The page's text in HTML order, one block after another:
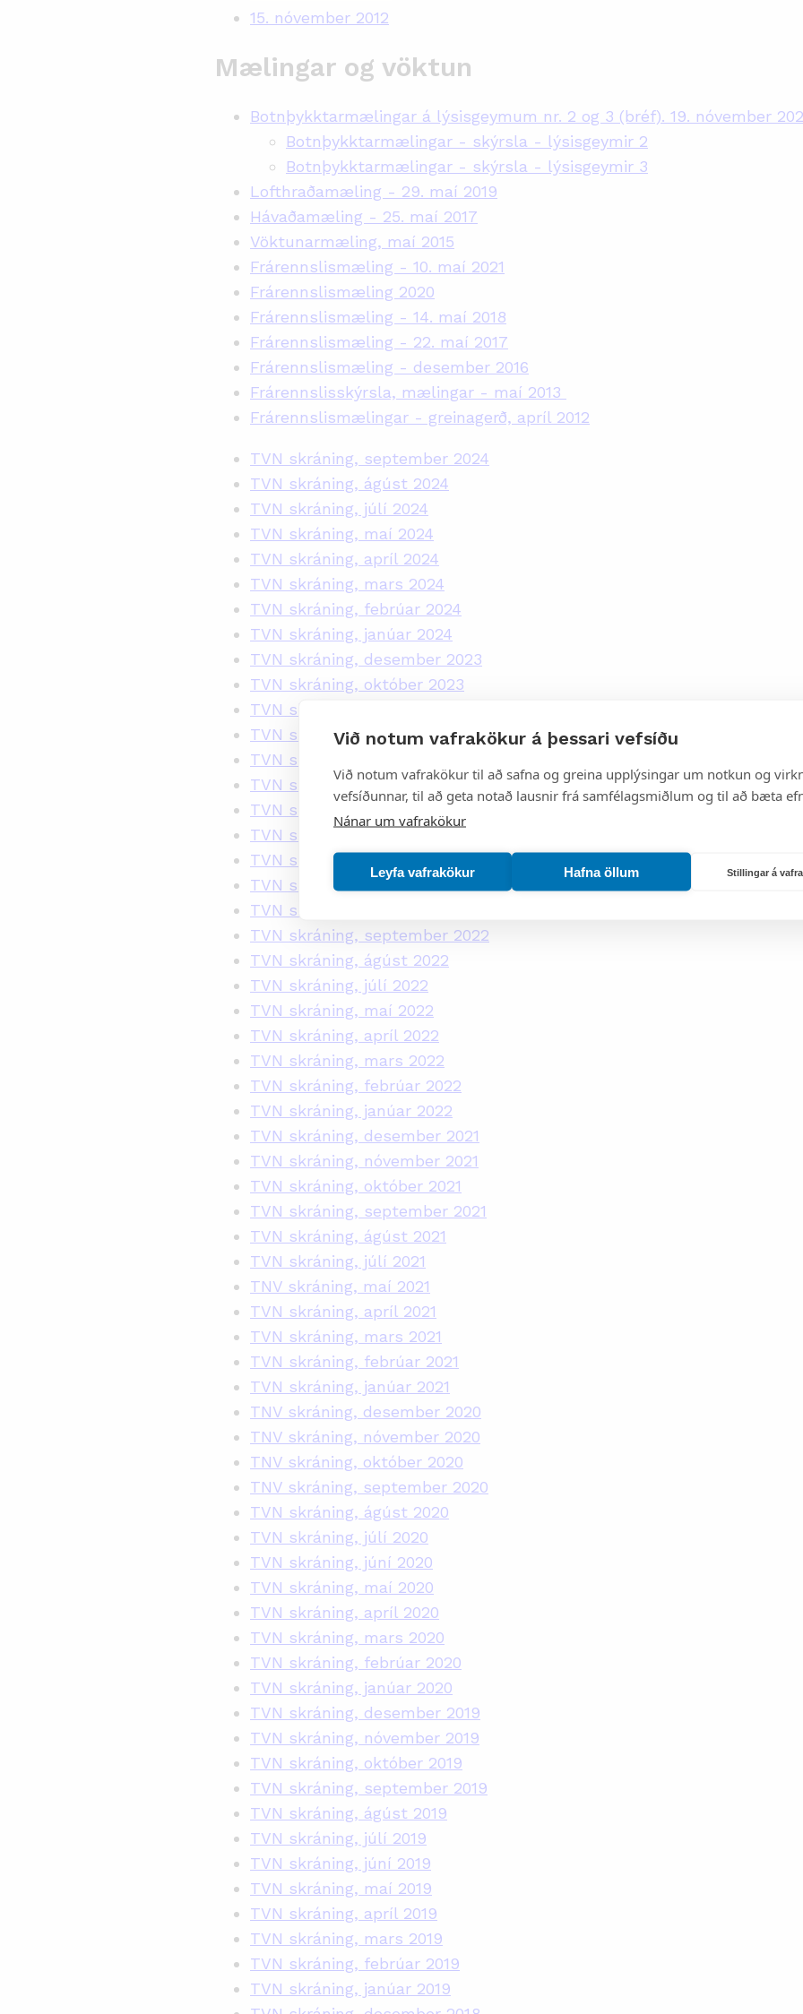
Við notum vafrakökur á þessari vefsíðu
Við notum vafrakökur til að safna og greina upplýsingar um notkun og
vefsíðunnar, til að geta notað lausnir frá samfélagsmiðlum og til að bæta
Nánar um vafrakökur
Leyfa vafrakökur Hafna öllum Stillingar á
15. nóvember 2012
Mælingar og vöktun
Botnþykktarmælingar á lýsisgeymum nr. 2 og 3 (bréf). 19. nóvember
Botnþykktarmælingar - skýrsla - lýsisgeymir 2
Botnþykktarmælingar - skýrsla - lýsisgeymir 3
Lofthraðamæling - 29. maí 2019
Hávaðamæling - 25. maí 2017
Vöktunarmæling, maí 2015
Frárennslismæling - 10. maí 2021
Frárennslismæling 2020
Frárennslismæling - 14. maí 2018
Frárennslismæling - 22. maí 2017
Frárennslismæling - desember 2016
Frárennslisskýrsla, mælingar - maí 2013
Frárennslismælingar - greinagerð, apríl 2012
TVN skráning, september 2024
TVN skráning, ágúst 2024
TVN skráning, júlí 2024
TVN skráning, maí 2024
TVN skráning, apríl 2024
TVN skráning, mars 2024
TVN skráning, febrúar 2024
TVN skráning, janúar 2024
TVN skráning, desember 2023
TVN skráning, október 2023
TVN skráning, september 2023
TVN skráning, ágúst 2023
TVN skráning, júlí 2023
TVN skráning, maí 2023
TVN skráning, apríl 2023
TVN skráning, mars 2023
TVN skráning, febrúar 2023
TVN skráning, janúar 2023
TVN skráning, október 2022
TVN skráning, september 2022
TVN skráning, ágúst 2022
TVN skráning, júlí 2022
TVN skráning, maí 2022
TVN skráning, apríl 2022
TVN skráning, mars 2022
TVN skráning, febrúar 2022
TVN skráning, janúar 2022
TVN skráning, desember 2021
TVN skráning, nóvember 2021
TVN skráning, október 2021
TVN skráning, september 2021
TVN skráning, ágúst 2021
TVN skráning, júlí 2021
TNV skráning, maí 2021
TVN skráning, apríl 2021
TVN skráning, mars 2021
TVN skráning, febrúar 2021
TVN skráning, janúar 2021
TNV skráning, desember 2020
TNV skráning, nóvember 2020
TNV skráning, október 2020
TNV skráning, september 2020
TVN skráning, ágúst 2020
TVN skráning, júlí 2020
TVN skráning, júní 2020
TVN skráning, maí 2020
TVN skráning, apríl 2020
TVN skráning, mars 2020
TVN skráning, febrúar 2020
TVN skráning, janúar 2020
TVN skráning, desember 2019
TVN skráning, nóvember 2019
TVN skráning, október 2019
TVN skráning, september 2019
TVN skráning, ágúst 2019
TVN skráning, júlí 2019
TVN skráning, júní 2019
TVN skráning, maí 2019
TVN skráning, apríl 2019
TVN skráning, mars 2019
TVN skráning, febrúar 2019
TVN skráning, janúar 2019